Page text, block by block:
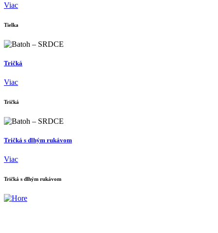
Viac
Tielka
Tričká
Viac
Tričká
Tričká s dlhým rukávom
Viac
Tričká s dlhým rukávom